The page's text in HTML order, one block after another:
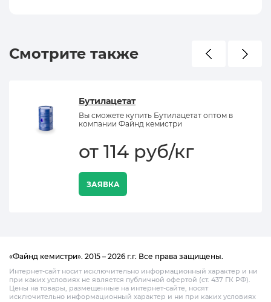
Смотрите также
Бутилацетат
Вы сможете купить Бутилацетат оптом в
компании Файнд кемистри
от 114 руб/кг
ЗАЯВКА
«Файнд кемистри». 2015 – 2026 г.г. Все права защищены.
Интернет-сайт носит исключительно информационный характер и ни
при каких условиях не является публичной офертой (ст. 437 ГК РФ).
Цены на товары, размещенные на интернет-сайте, носят
исключительно информационный характер и ни при каких условиях